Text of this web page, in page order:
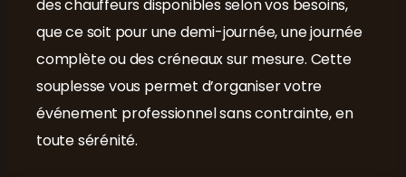
des chauffeurs disponibles selon vos besoins,
que ce soit pour une demi-journée, une journée
complète ou des créneaux sur mesure. Cette
souplesse vous permet d’organiser votre
événement professionnel sans contrainte, en
toute sérénité.